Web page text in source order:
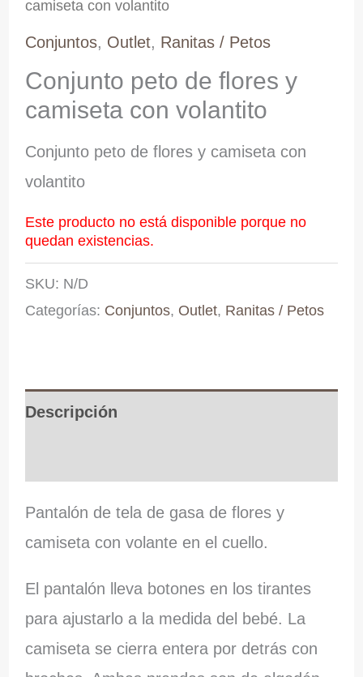
camiseta con volantito
Conjuntos, Outlet, Ranitas / Petos
Conjunto peto de flores y
camiseta con volantito
Conjunto peto de flores y camiseta con
volantito
Este producto no está disponible porque no
quedan existencias.
SKU: N/D
Categorías: Conjuntos, Outlet, Ranitas / Petos
Descripción
Pantalón de tela de gasa de flores y
camiseta con volante en el cuello.
El pantalón lleva botones en los tirantes
para ajustarlo a la medida del bebé. La
camiseta se cierra entera por detrás con